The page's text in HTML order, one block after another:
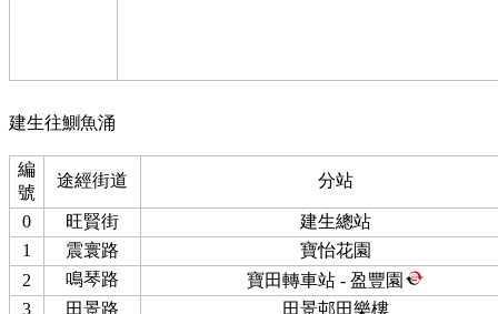
建生往鰂魚涌
編
號
途經街道 分站
0 旺賢街
建生總站
1
震寰路
寶怡花園
2
鳴琴路
寶田轉車站 - 盈豐園
3
田景路
田景邨田樂樓